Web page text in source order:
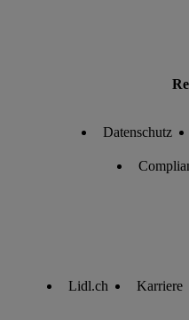
Datenschutz
Lidl.ch Karriere